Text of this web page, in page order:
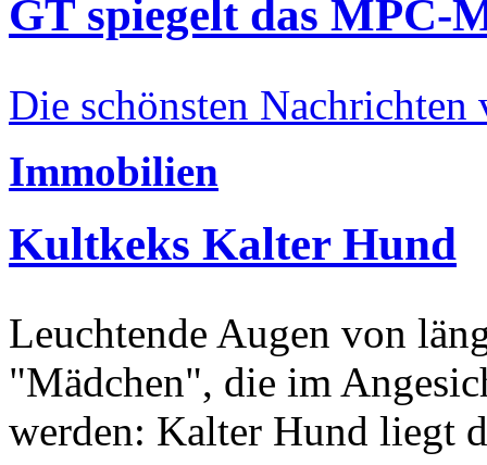
GT spiegelt das MPC-
Die schönsten Nachrichten
Immobilien
Kultkeks Kalter Hund
Leuchtende Augen von
"Mädchen", die im
werden: Kalter Hund liegt